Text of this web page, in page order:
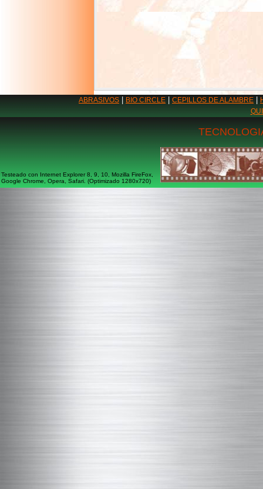
ABRASIVOS BIO CIRCLE CEPILLOS DE ALAMBRE
Testeado con Internet Explorer 8, 9, 10, Mozilla FireFox,
Google Chrome, Opera, Safari. (Optimizado 1280x720)